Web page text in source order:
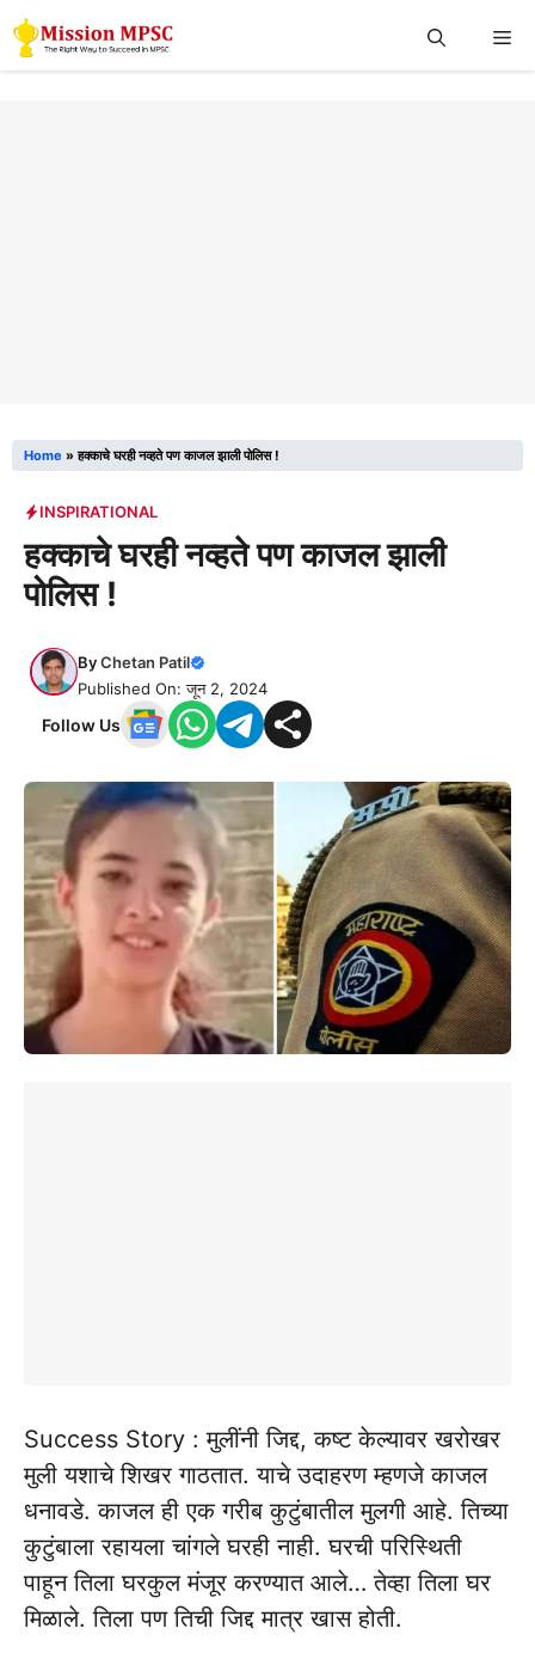
Skip
to
Home »हक्काचे घरही नव्हते पण काजल झाली पोलिस !
INSPIRATIONAL
हक्काचे घरही नव्हते पण काजल झाली
पोलिस !
ByChetan Patil
Published On: जून 2, 2024
Follow Us
Success Story : मुलींनी जिद्द, कष्ट केल्यावर खरोखर
मुली यशाचे शिखर गाठतात. याचे उदाहरण म्हणजे काजल
धनावडे. काजल ही एक गरीब कुटुंबातील मुलगी आहे. तिच्या
कुटुंबाला रहायला चांगले घरही नाही. घरची परिस्थिती
पाहून तिला घरकुल मंजूर करण्यात आले… तेव्हा तिला घर
मिळाले. तिला पण तिची जिद्द मात्र खास होती.